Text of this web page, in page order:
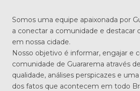
Somos uma equipe apaixonada por
a conectar a comunidade e destacar
em nossa cidade.
Nosso objetivo é informar, engajar e
comunidade de Guararema através
qualidade, análises perspicazes e
dos fatos que acontecem em todo